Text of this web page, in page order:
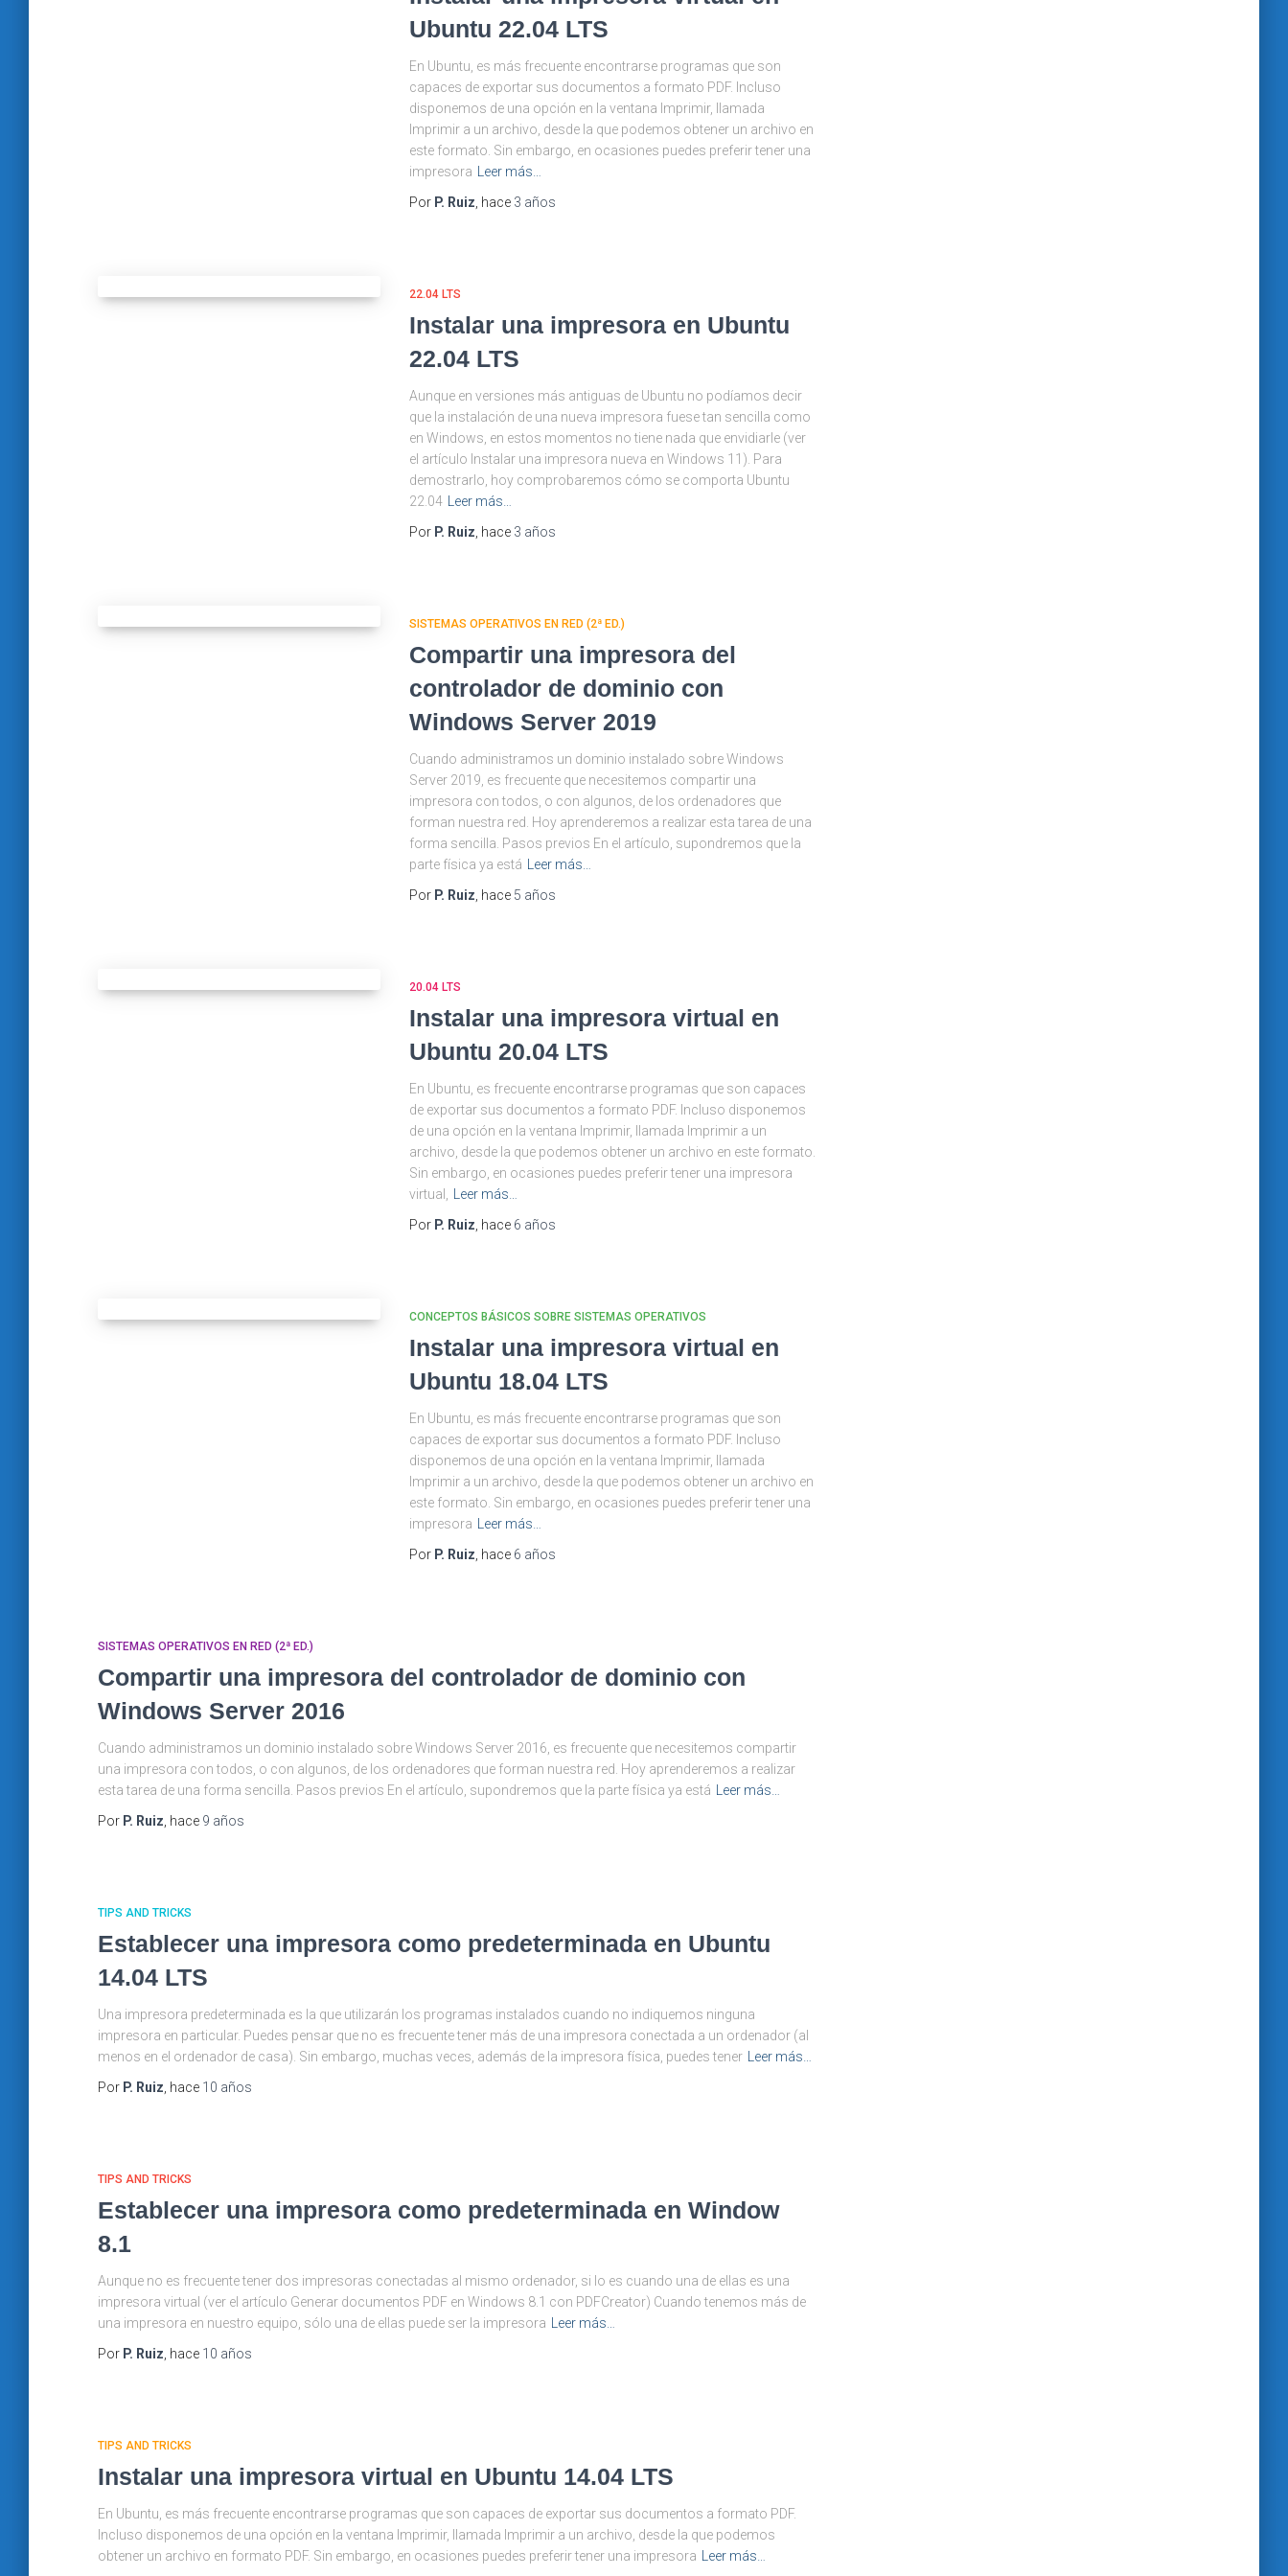
Ubuntu 22.04 LTS
En Ubuntu, es más frecuente encontrarse programas que son
capaces de exportar sus documentos a formato PDF. Incluso
disponemos de una opción en la ventana Imprimir, llamada
Imprimir a un archivo, desde la que podemos obtener un archivo en
este formato. Sin embargo, en ocasiones puedes preferir tener una
impresora
Leer más…
Por P. Ruiz , hace 3 años
22.04 LTS
Instalar una impresora en Ubuntu
22.04 LTS
Aunque en versiones más antiguas de Ubuntu no podíamos decir
que la instalación de una nueva impresora fuese tan sencilla como
en Windows, en estos momentos no tiene nada que envidiarle (ver
el artículo Instalar una impresora nueva en Windows 11). Para
demostrarlo, hoy comprobaremos cómo se comporta Ubuntu
22.04
Leer más…
Por P. Ruiz , hace 3 años
SISTEMAS OPERATIVOS EN RED (2ª ED.)
Compartir una impresora del
controlador de dominio con
Windows Server 2019
Cuando administramos un dominio instalado sobre Windows
Server 2019, es frecuente que necesitemos compartir una
impresora con todos, o con algunos, de los ordenadores que
forman nuestra red. Hoy aprenderemos a realizar esta tarea de una
forma sencilla. Pasos previos En el artículo, supondremos que la
parte física ya está
Leer más…
Por P. Ruiz , hace 5 años
20.04 LTS
Instalar una impresora virtual en
Ubuntu 20.04 LTS
En Ubuntu, es frecuente encontrarse programas que son capaces
de exportar sus documentos a formato PDF. Incluso disponemos
de una opción en la ventana Imprimir, llamada Imprimir a un
archivo, desde la que podemos obtener un archivo en este formato.
Sin embargo, en ocasiones puedes preferir tener una impresora
virtual,
Leer más…
Por P. Ruiz , hace 6 años
CONCEPTOS BÁSICOS SOBRE SISTEMAS OPERATIVOS
Instalar una impresora virtual en
Ubuntu 18.04 LTS
En Ubuntu, es más frecuente encontrarse programas que son
capaces de exportar sus documentos a formato PDF. Incluso
disponemos de una opción en la ventana Imprimir, llamada
Imprimir a un archivo, desde la que podemos obtener un archivo en
este formato. Sin embargo, en ocasiones puedes preferir tener una
impresora
Leer más…
Por P. Ruiz , hace 6 años
SISTEMAS OPERATIVOS EN RED (2ª ED.)
Compartir una impresora del controlador de dominio con
Windows Server 2016
Cuando administramos un dominio instalado sobre Windows Server 2016, es frecuente que necesitemos compartir
una impresora con todos, o con algunos, de los ordenadores que forman nuestra red. Hoy aprenderemos a realizar
esta tarea de una forma sencilla. Pasos previos En el artículo, supondremos que la parte física ya está
Leer más…
Por P. Ruiz , hace 9 años
TIPS AND TRICKS
Establecer una impresora como predeterminada en Ubuntu
14.04 LTS
Una impresora predeterminada es la que utilizarán los programas instalados cuando no indiquemos ninguna
impresora en particular. Puedes pensar que no es frecuente tener más de una impresora conectada a un ordenador (al
menos en el ordenador de casa). Sin embargo, muchas veces, además de la impresora física, puedes tener
Leer más…
Por P. Ruiz , hace 10 años
TIPS AND TRICKS
Establecer una impresora como predeterminada en Window
8.1
Aunque no es frecuente tener dos impresoras conectadas al mismo ordenador, si lo es cuando una de ellas es una
impresora virtual (ver el artículo Generar documentos PDF en Windows 8.1 con PDFCreator) Cuando tenemos más de
una impresora en nuestro equipo, sólo una de ellas puede ser la impresora
Leer más…
Por P. Ruiz , hace 10 años
TIPS AND TRICKS
Instalar una impresora virtual en Ubuntu 14.04 LTS
En Ubuntu, es más frecuente encontrarse programas que son capaces de exportar sus documentos a formato PDF.
Incluso disponemos de una opción en la ventana Imprimir, llamada Imprimir a un archivo, desde la que podemos
obtener un archivo en formato PDF. Sin embargo, en ocasiones puedes preferir tener una impresora
Leer más…